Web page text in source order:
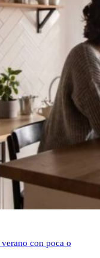
con poca o